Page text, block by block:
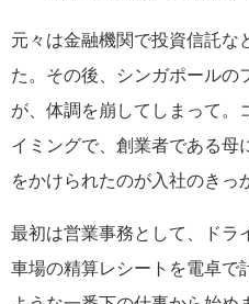
元々は金融機関で投資信託な
た。その後、シンガポールの
が、体調を崩してしまって。
イミングで、創業者である
をかけられたのが入社のきっ
最初は営業事務として、ドラ
車場の精算レシートを電卓で